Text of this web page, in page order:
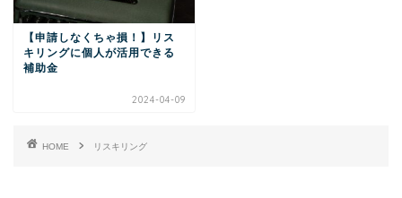
【申請しなくちゃ損！】リス
キリングに個人が活用できる
補助金
2024-04-09
HOME リスキリング